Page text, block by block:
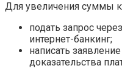
Для увеличения суммы
подать запрос
интернет-банкинг;
написать
доказательства